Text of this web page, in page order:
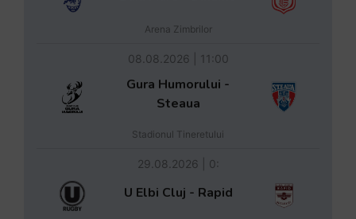
Arena Zimbrilor
08.08.2026 | 11:00
Gura Humorului -
Steaua
Stadionul Tineretului
29.08.2026 | 0:
U Elbi Cluj - Rapid